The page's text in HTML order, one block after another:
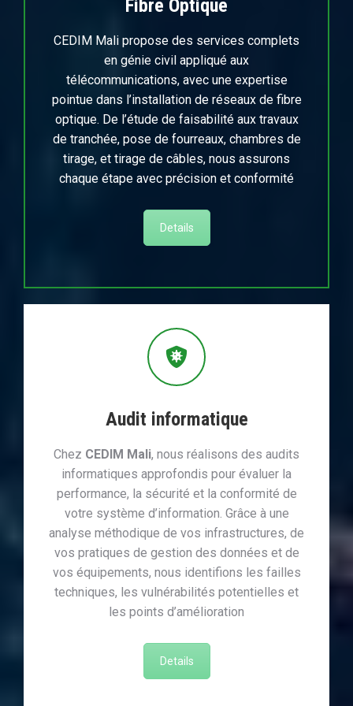
Fibre Optique
CEDIM Mali propose des services complets
en génie civil appliqué aux
télécommunications, avec une expertise
pointue dans l’installation de réseaux de fibre
optique. De l’étude de faisabilité aux travaux
de tranchée, pose de fourreaux, chambres de
tirage, et tirage de câbles, nous assurons
chaque étape avec précision et conformité
Details
Audit informatique
Chez CEDIM Mali, nous réalisons des audits
informatiques approfondis pour évaluer la
performance, la sécurité et la conformité de
votre système d’information. Grâce à une
analyse méthodique de vos infrastructures, de
vos pratiques de gestion des données et de
vos équipements, nous identifions les failles
techniques, les vulnérabilités potentielles et
les points d’amélioration
Details